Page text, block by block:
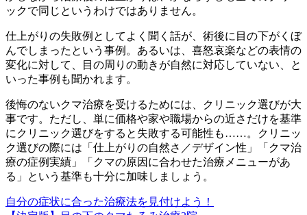
ックで同じというわけではありません。
仕上がりの失敗例としてよく聞く話が、術後に目の下がくぼ
んでしまったという事例。あるいは、喜怒哀楽などの表情の
変化に対して、目の周りの動きが自然に対応していない、と
いった事例も聞かれます。
後悔のないクマ治療を受けるためには、クリニック選びが大
事です。ただし、単に価格や家や職場からの近さだけを基準
にクリニック選びをすると失敗する可能性も……。クリニッ
ク選びの際には「仕上がりの自然さ／デザイン性」「クマ治
療の症例実績」「クマの原因に合わせた治療メニューがあ
る」という基準も十分に加味しましょう。
自分の症状に合った治療法を見付けよう！